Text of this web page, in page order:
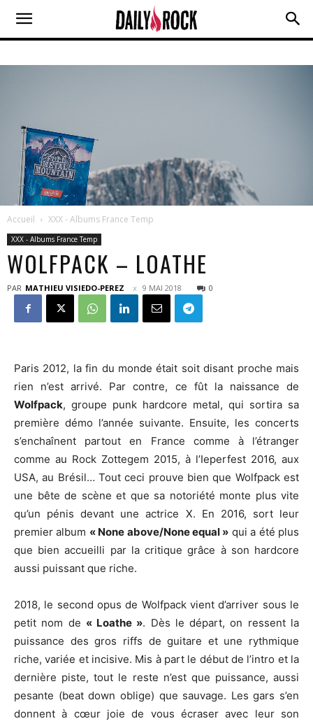
Accueil XXX - Albums France Temp
XXX - Albums France Temp
WOLFPACK – LOATHE
PAR MATHIEU VISIEDO-PEREZ 9 MAI 2018 0
Paris 2012, la fin du monde était soit disant proche mais
rien n’est arrivé. Par contre, ce fût la naissance de
Wolfpack, groupe punk hardcore metal, qui sortira sa
première démo l’année suivante. Ensuite, les concerts
s’enchaînent partout en France comme à l’étranger
comme au Rock Zottegem 2015, à l’Ieperfest 2016, aux
USA, au Brésil… Tout ceci prouve bien que Wolfpack est
une bête de scène et que sa notoriété monte plus vite
qu’un pénis devant une actrice X. En 2016, sort leur
premier album « None above/None equal » qui a été plus
que bien accueilli par la critique grâce à son hardcore
aussi puissant que riche.
2018, le second opus de Wolfpack vient d’arriver sous le
petit nom de « Loathe ». Dès le départ, on ressent la
puissance des gros riffs de guitare et une rythmique
riche, variée et incisive. Mis à part le début de l’intro et la
dernière piste, tout le reste n’est que puissance, aussi
pesante (beat down oblige) que sauvage. Les gars s’en
donnent à cœur joie de vous écraser avec leur son